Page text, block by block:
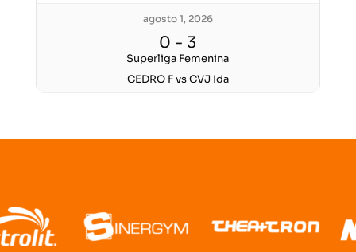
agosto 1, 2026
0 - 3
Superliga Femenina
CEDRO F vs CVJ Ida